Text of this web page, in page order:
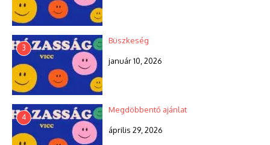
3
Büszkeség
január 10, 2026
4
Megdöbbentő ajánlat
április 29, 2026